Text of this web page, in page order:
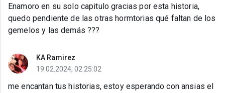
Enamoro en su solo capitulo gracias por esta historia,
quedo pendiente de las otras hormtorias qué faltan de los
gemelos y las demás ???
KA Ramirez
19.02.2024, 02:25:02
me encantan tus historias, estoy esperando con ansias el